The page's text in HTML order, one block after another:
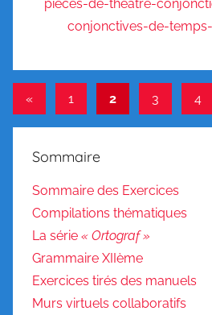
« 1 2 3 4
Sommaire
Sommaire des Exercices
Compilations thématiques
La série « Ortograf »
Grammaire XIIème
Exercices tirés des manuels
Murs virtuels collaboratifs